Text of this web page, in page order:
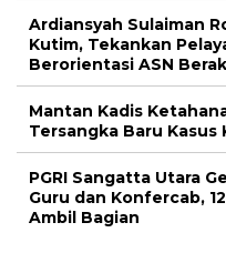
Ardiansyah Sulaiman
Kutim, Tekankan
Berorientasi ASN
Mantan Kadis
Tersangka Baru Kasus
PGRI Sangatta Utara
Guru dan Konfercab,
Ambil Bagian